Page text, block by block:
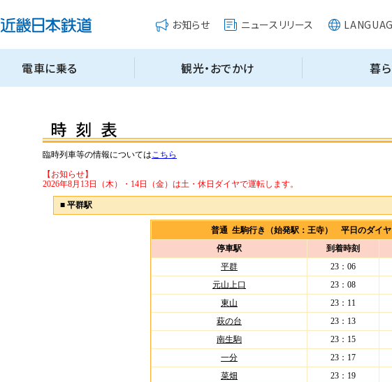
臨時列車等の情報についてはこちら
【お知らせ】
2026年8月13日（木）・14日（金）は土・休日ダイヤで運転します。
■ 平群駅
普通 生駒行き（始発駅：王寺） 平日のダイヤ
停車駅
到着時刻
平群
23：06
元山上口
23：08
東山
23：11
萩の台
23：13
南生駒
23：15
一分
23：17
菜畑
23：19